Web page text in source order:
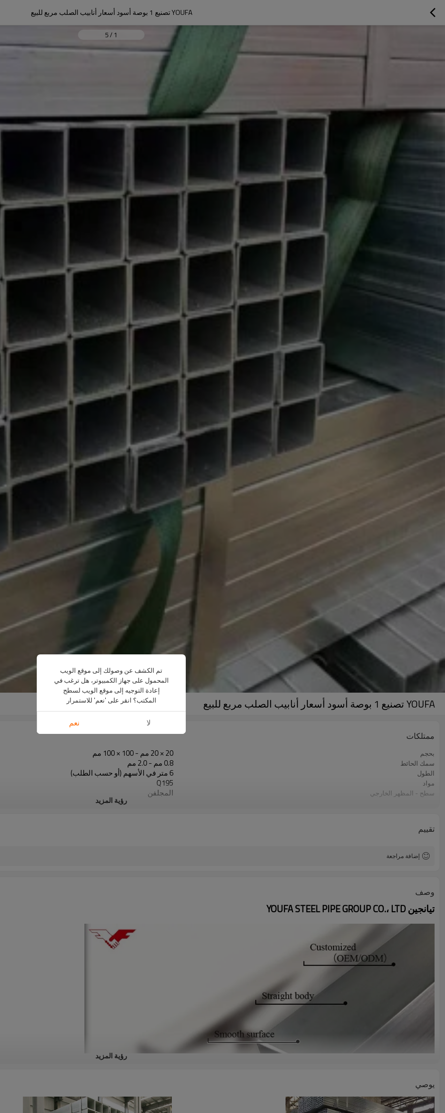
YOUFA تصنيع 1 بوصة أسود أسعار أنابيب الصلب مربع للبيع
1
/
5
YOUFA تصنيع 1 بوصة أسود أسعار أنابيب الصلب مربع للبيع
ممتلكات
بحجم 20 × 20 مم - 100 × 100 مم
سمك الحائط 0.8 مم - 2.0 مم
الطول 6 متر في الأسهم (أو حسب الطلب)
مواد Q195
سطح - المظهر الخارجي المجلفن
في حزم مع حزمة التصدير البلاستيكية
السعة الإنتاجية
رؤية المزيد
تقييم
إضافة مراجعة
وصف
تيانجين YOUFA STEEL PIPE GROUP CO.، LTD
رؤية المزيد
يوصي
تم الكشف عن وصولك إلى موقع الويب
المحمول على جهاز الكمبيوتر، هل ترغب في
إعادة التوجيه إلى موقع الويب لسطح
المكتب؟ انقر على 'نعم' للاستمرار
لا نعم